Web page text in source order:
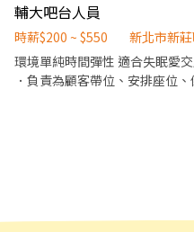
帳、收銀等工作。 餐飲內場：
飪中之準備工作與其他餐廳相關
食材。 ．負責清理工作環境、
的食材。 ．協助測量食材的容
輔大吧台人員
時薪$200 ~ $550
新北市新
環境單純時間彈性 適合失眠愛交朋友
．負責為顧客帶位、安排座位